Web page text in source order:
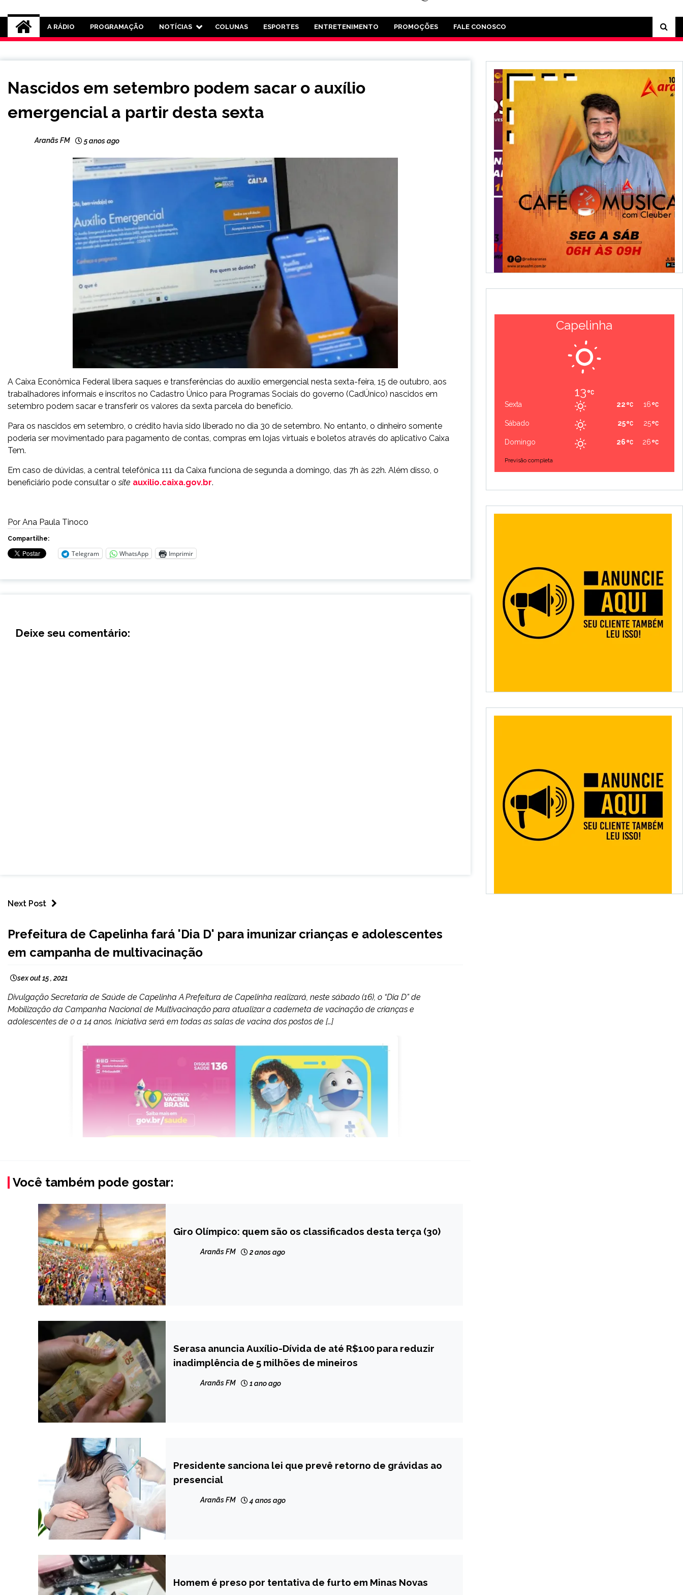
Rádio Aranãs 105.3
A RÁDIO PROGRAMAÇÃO NOTÍCIAS COLUNAS ESPORTES ENTRETENIMENTO PROMOÇÕES FALE CONOSCO
NOTÍCIAS
Nascidos em setembro podem sacar o auxílio
emergencial a partir desta sexta
Aranãs FM 5 anos ago
A Caixa Econômica Federal libera saques e transferências do auxílio emergencial nesta sexta-feira, 15 de outubro, aos
trabalhadores informais e inscritos no Cadastro Único para Programas Sociais do governo (CadÚnico) nascidos em
setembro podem sacar e transferir os valores da sexta parcela do benefício.
Para os nascidos em setembro, o crédito havia sido liberado no dia 30 de setembro. No entanto, o dinheiro somente
poderia ser movimentado para pagamento de contas, compras em lojas virtuais e boletos através do aplicativo Caixa
Tem.
Em caso de dúvidas, a central telefônica 111 da Caixa funciona de segunda a domingo, das 7h às 22h. Além disso, o
beneficiário pode consultar osite auxilio.caixa.gov.br.
Por Ana Paula Tinoco
Compartilhe:
Telegram WhatsApp Imprimir
Deixe seu comentário:
Next Post
NOTÍCIAS
Prefeitura de Capelinha fará 'Dia D' para imunizar crianças e adolescentes
em campanha de multivacinação
sex out 15 , 2021
Divulgação Secretaria de Saúde de Capelinha A Prefeitura de Capelinha realizará, neste sábado (16), o “Dia D” de
Mobilização da Campanha Nacional de Multivacinação para atualizar a caderneta de vacinação de crianças e
adolescentes de 0 a 14 anos. Iniciativa será em todas as salas de vacina dos postos de […]
Você também pode gostar:
ESPORTES
INTERNACIONAL
Giro Olímpico: quem são os classificados desta terça (30)
Aranãs FM 2 anos ago
NOTÍCIAS
Serasa anuncia Auxílio-Dívida de até R$100 para reduzir
inadimplência de 5 milhões de mineiros
Aranãs FM 1 ano ago
BRASIL
NOTÍCIAS
Presidente sanciona lei que prevê retorno de grávidas ao
presencial
Aranãs FM 4 anos ago
CAPELINHA
Homem é preso por tentativa de furto em Minas Novas
Capelinha
13
Sexta 16
22
Sábado 25
25
Domingo 26
26
Previsão completa